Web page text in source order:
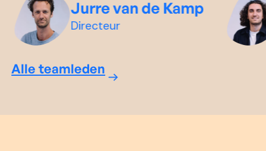
Jurre van de Kamp
Directeur
Alle teamleden